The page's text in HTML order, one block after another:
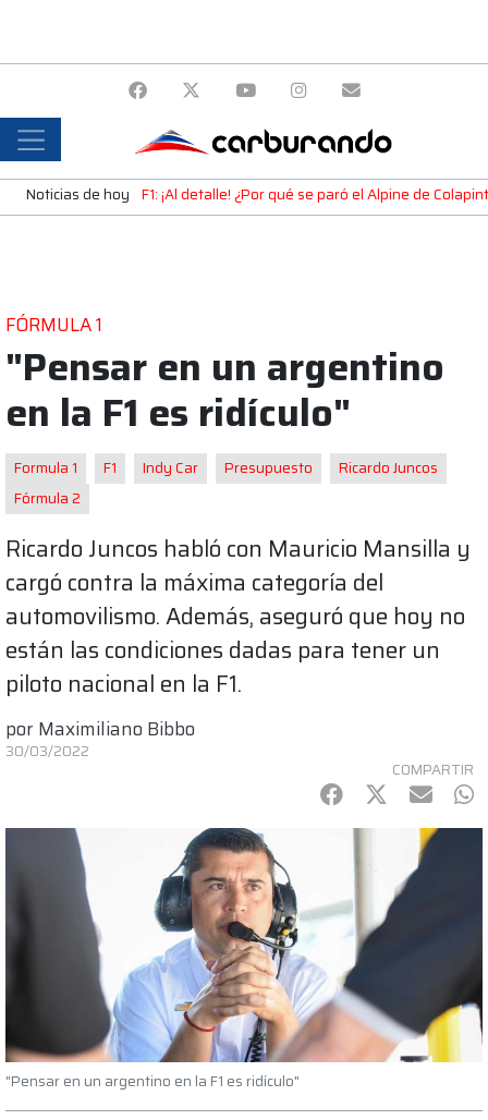
Noticias de hoy F1: ¡Al detalle! ¿Por qué se paró el Alpine de
FÓRMULA 1
"Pensar en un argentino
en la F1 es ridículo"
Formula 1 F1 Indy Car Presupuesto
Ricardo Juncos
Fórmula 2
Ricardo Juncos habló con Mauricio Mansilla y
cargó contra la máxima categoría del
automovilismo. Además, aseguró que hoy no
están las condiciones dadas para tener un
piloto nacional en la F1.
por Maximiliano Bibbo
30/03/2022
COMPARTIR
Facebook
Twitter
mail
"Pensar en un argentino en la F1 es ridículo"